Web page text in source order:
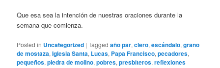
Que esa sea la intención de nuestras oraciones durante la
semana que comienza.
Posted in Uncategorized |Tagged año par,clero,escándalo,grano
de mostaza,Iglesia Santa, Lucas, Papa Francisco,pecadores,
pequeños,piedra de molino,pobres,presbíteros,reflexiones